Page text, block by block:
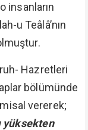
insanların
u Teâlâ’nın
Hazretleri
bölümünde
vererek;
yüksekten